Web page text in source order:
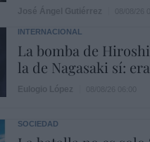
INTERNACIONAL
La bomba de
la de Nagasaki sí:
SOCIEDAD